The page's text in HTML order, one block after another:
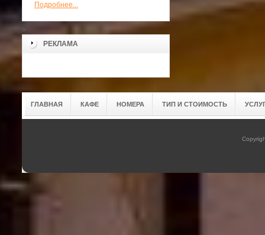
Подробнее...
>
РЕКЛАМА
ГЛАВНАЯ КАФЕ НОМЕРА ТИП И СТОИМОСТЬ